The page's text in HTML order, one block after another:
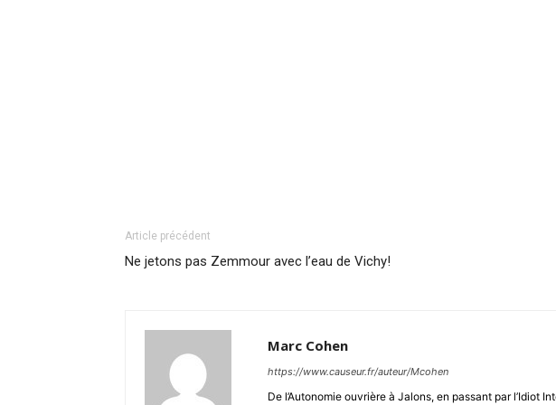
Article précédent
Ne jetons pas Zemmour avec l’eau de Vichy!
Marc Cohen
https://www.causeur.fr/auteur/Mcohen
De l’Autonomie ouvrière à Jalons, en passant par